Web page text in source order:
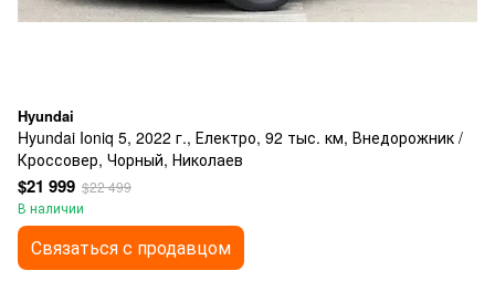
Hyundai
Hyundai Ioniq 5, 2022 г., Електро, 92 тыс. км, Внедорожник /
Кроссовер, Чорный, Николаев
$21 999 $22 499
В наличии
Связаться с продавцом